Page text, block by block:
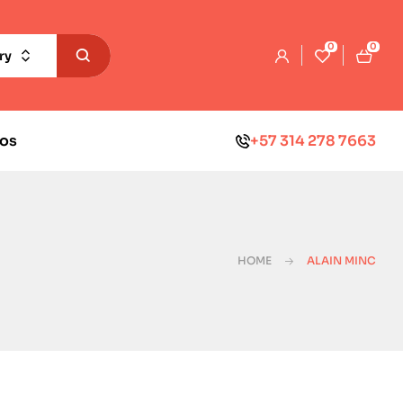
0 0
+57 314 278 7663
HOME ALAIN MINC